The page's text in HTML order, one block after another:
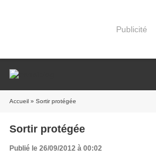
Publicité
Accueil » Sortir protégée
Sortir protégée
Publié le 26/09/2012 à 00:02